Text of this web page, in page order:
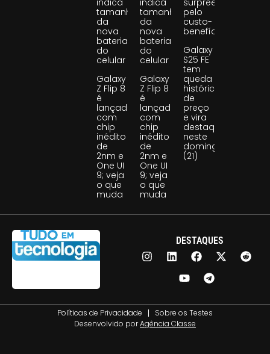
tamanho
da
nova
bateria
do
celular
Galaxy
Z Flip 8
é
lançado
com
chip
inédito
de
2nm e
One UI
9; veja
o que
muda
tamanho
da
nova
bateria
do
celular
Galaxy
Z Flip 8
é
lançado
com
chip
inédito
de
2nm e
One UI
9; veja
o que
muda
pelo
custo-
benefício
Galaxy
S25 FE
tem
queda
histórica
de
preço
e vira
destaque
neste
domingo
(21)
DESTAQUES
Políticas de Privacidade
Sobre os Testes
Desenvolvido porAgência Classe